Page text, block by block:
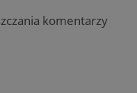
komentarzy